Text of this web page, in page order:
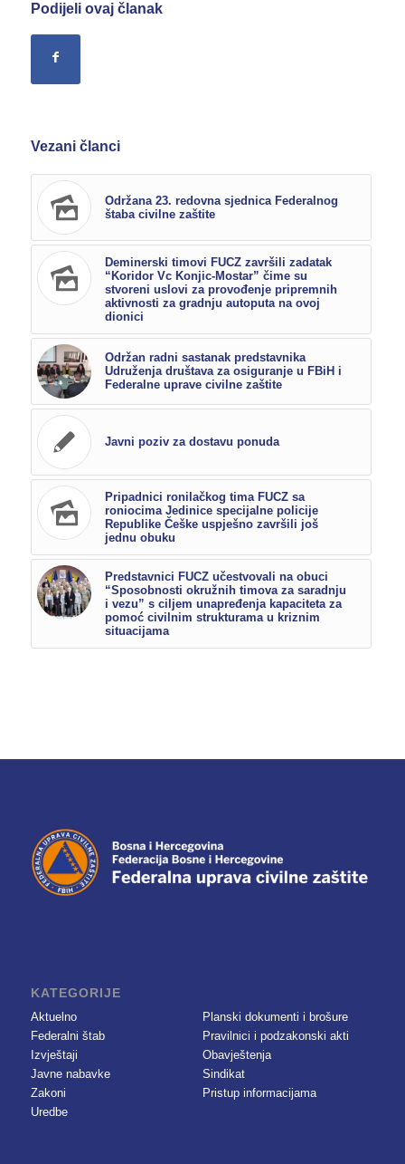
Podijeli ovaj članak
Vezani članci
Održana 23. redovna sjednica Federalnog
štaba civilne zaštite
Deminerski timovi FUCZ završili zadatak
“Koridor Vc Konjic-Mostar” čime su
stvoreni uslovi za provođenje pripremnih
aktivnosti za gradnju autoputa na ovoj
dionici
Održan radni sastanak predstavnika
Udruženja društava za osiguranje u FBiH i
Federalne uprave civilne zaštite
Javni poziv za dostavu ponuda
Pripadnici ronilačkog tima FUCZ sa
roniocima Jedinice specijalne policije
Republike Češke uspješno završili još
jednu obuku
Predstavnici FUCZ učestvovali na obuci
“Sposobnosti okružnih timova za saradnju
i vezu” s ciljem unapređenja kapaciteta za
pomoć civilnim strukturama u kriznim
situacijama
KATEGORIJE
Aktuelno
Federalni štab
Izvještaji
Javne nabavke
Zakoni
Uredbe
Planski dokumenti i brošure
Pravilnici i podzakonski akti
Obavještenja
Sindikat
Pristup informacijama